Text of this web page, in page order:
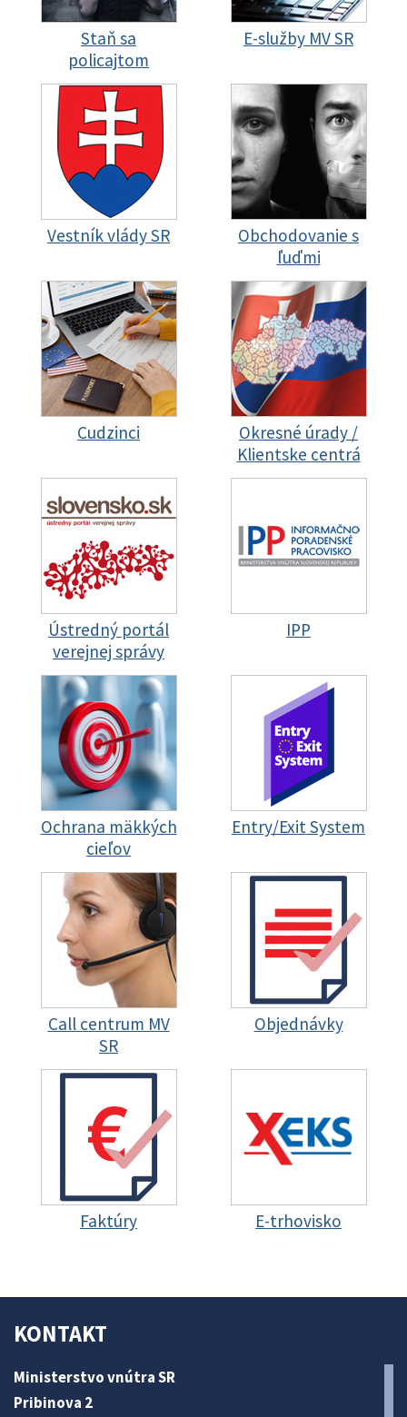
Staň sa
policajtom
E-služby MV SR
Vestník vlády SR
Obchodovanie s
ľuďmi
Cudzinci
Okresné úrady /
Klientske centrá
Ústredný portál
verejnej správy
IPP
Ochrana mäkkých
cieľov
Entry/Exit System
Call centrum MV
SR
Objednávky
Faktúry E-trhovisko
KONTAKT
Ministerstvo vnútra SR
Pribinova 2